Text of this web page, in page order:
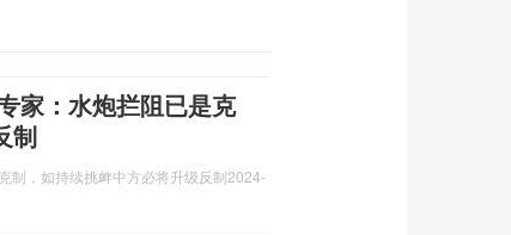
家：水炮拦阻已是克
制
制，如持续挑衅中方必将升级反制2024-